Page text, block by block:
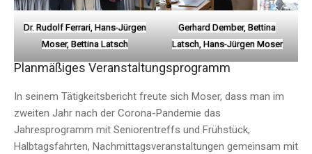
Dr. Rudolf Ferrari, Hans-Jürgen
Moser, Bettina Latsch
Gerhard Dember, Bettina
Latsch, Hans-Jürgen Moser
Planmäßiges Veranstaltungsprogramm
In seinem Tätigkeitsbericht freute sich Moser, dass man im
zweiten Jahr nach der Corona-Pandemie das
Jahresprogramm mit Seniorentreffs und Frühstück,
Halbtagsfahrten, Nachmittagsveranstaltungen gemeinsam mit